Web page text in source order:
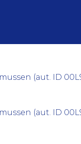
(aut. ID
(aut. ID